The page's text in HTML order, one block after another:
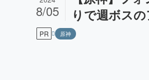
りで週ボス
8/05
PR 原神